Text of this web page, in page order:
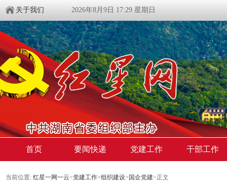
关于我们 2026年8月9日 17:29 星期日
首页 要闻快递 党建工作 干部工作
当前位置: 红星一网一云>党建工作>组织建设> 国企党建>正文